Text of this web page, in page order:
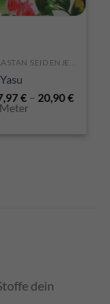
Yasu
€– 20,90€
dein